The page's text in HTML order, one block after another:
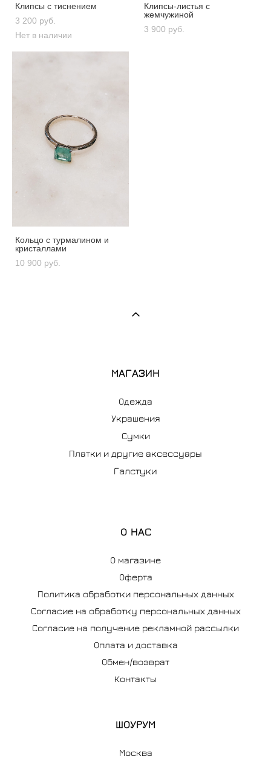
Клипсы с тиснением
3 200 pуб.
Нет в наличии
Клипсы-листья с
жемчужиной
3 900 pуб.
Кольцо с турмалином и
кристаллами
10 900 pуб.
МАГАЗИН
Одежда
Украшения
Сумки
Платки и другие аксессуары
Галстуки
О НАС
О магазине
Оферта
Политика обработки персональных данных
Согласие на обработку персональных данных
Согласие на получение рекламной рассылки
Оплата и доставка
Обмен/возврат
Контакты
ШОУРУМ
Москва